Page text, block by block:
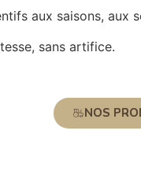
aux saisons, aux
sans artifice.
NOS